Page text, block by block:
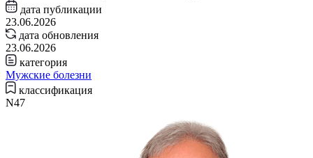
дата публикации
23.06.2026
дата обновления
23.06.2026
категория
Мужские болезни
классификация
N47